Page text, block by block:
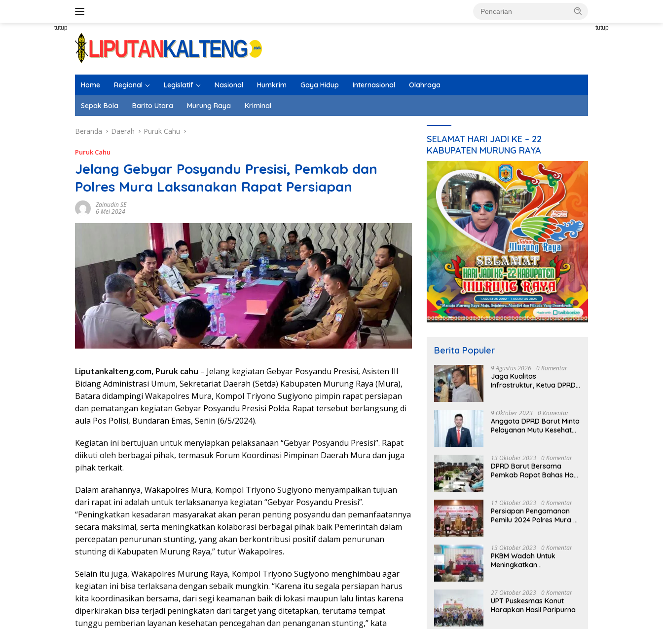
tutup tutup
Home Regional Legislatif Nasional Humkrim Gaya Hidup Internasional Olahraga
Sepak Bola Barito Utara Murung Raya Kriminal
Beranda Daerah Puruk Cahu
Puruk Cahu
Jelang Gebyar Posyandu Presisi, Pemkab dan
Polres Mura Laksanakan Rapat Persiapan
Zainudin SE
6 Mei 2024
Liputankalteng.com, Puruk cahu – Jelang kegiatan Gebyar Posyandu Presisi, Asisten III
Bidang Administrasi Umum, Sekretariat Daerah (Setda) Kabupaten Murung Raya (Mura),
Batara didampingi Wakapolres Mura, Kompol Triyono Sugiyono pimpin rapat persiapan
dan pematangan kegiatan Gebyar Posyandu Presisi Polda. Rapat tersebut berlangsung di
aula Pos Polisi, Bundaran Emas, Senin (6/5/2024).
Kegiatan ini bertujuan untuk menyiapkan pelaksanaan “Gebyar Posyandu Presisi”. Rapat
diikuti oleh berbagai pihak, termasuk Forum Koordinasi Pimpinan Daerah Mura dan juga
pihak terkait.
Dalam arahannya, Wakapolres Mura, Kompol Triyono Sugiyono menyampaikan tujuan
dari rapat ini adalah untuk terlaksananya kegiatan “Gebyar Posyandu Presisi”.
“Peningkatkan kesadaran masyarakat akan peran penting posyandu dan pemanfaatannya
secara maksimal, serta meningkatkan kolaborasi berbagai pihak baik Pemerintah dalam
percepatan penurunan stunting, yang akan berkontribusi positif dalam penurunan
stunting di Kabupaten Murung Raya,” tutur Wakapolres.
Selain itu juga, Wakapolres Murung Raya, Kompol Triyono Sugiyono menghimbau agar
kegiatan ini bisa terlaksana dengan sebaik mungkin. “Karena itu segala persiapan harus
kita koordinasikan bersama, dari segi keamanan baik di lokasi maupun lalu lintas karena
diperkirakan bisa terjadi peningkatan dari target yang ditetapkan, terutama tempat
tunggu pemberian layanan kesehatan pencegahan dan penanganan stunting,” kata
SELAMAT HARI JADI KE – 22
KABUPATEN MURUNG RAYA
Berita Populer
9 Agustus 2026 0 Komentar
Jaga Kualitas
Infrastruktur, Ketua DPRD
Jembatan
9 Oktober 2023 0 Komentar
Anggota DPRD Barut Minta
Pelayanan Mutu Kesehatan
13 Oktober 2023 0 Komentar
DPRD Barut Bersama
Pemkab Rapat Bahas Hasil
Perubahan 2023
11 Oktober 2023 0 Komentar
Persiapan Pengamanan
Pemilu 2024 Polres Mura
13 Oktober 2023 0 Komentar
PKBM Wadah Untuk
Meningkatkan
Dalam Bidang Ekonomi
27 Oktober 2023 0 Komentar
UPT Puskesmas Konut
Harapkan Hasil Paripurna